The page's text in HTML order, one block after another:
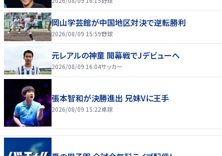
岡山学芸館が中国地区対決で逆転勝利
2026/08/09 15:59野球
元レアルの神童 開幕戦でJデビューへ
2026/08/09 16:04サッカー
張本智和が決勝進出 兄妹Vに王手
2026/08/09 15:22卓球